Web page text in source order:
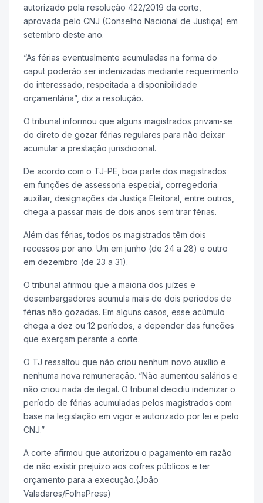
autorizado pela resolução 422/2019 da corte,
aprovada pelo CNJ (Conselho Nacional de Justiça) em
setembro deste ano.
“As férias eventualmente acumuladas na forma do
caput poderão ser indenizadas mediante requerimento
do interessado, respeitada a disponibilidade
orçamentária”, diz a resolução.
O tribunal informou que alguns magistrados privam-se
do direto de gozar férias regulares para não deixar
acumular a prestação jurisdicional.
De acordo com o TJ-PE, boa parte dos magistrados
em funções de assessoria especial, corregedoria
auxiliar, designações da Justiça Eleitoral, entre outros,
chega a passar mais de dois anos sem tirar férias.
Além das férias, todos os magistrados têm dois
recessos por ano. Um em junho (de 24 a 28) e outro
em dezembro (de 23 a 31).
O tribunal afirmou que a maioria dos juízes e
desembargadores acumula mais de dois períodos de
férias não gozadas. Em alguns casos, esse acúmulo
chega a dez ou 12 períodos, a depender das funções
que exerçam perante a corte.
O TJ ressaltou que não criou nenhum novo auxílio e
nenhuma nova remuneração. “Não aumentou salários e
não criou nada de ilegal. O tribunal decidiu indenizar o
período de férias acumuladas pelos magistrados com
base na legislação em vigor e autorizado por lei e pelo
CNJ.”
A corte afirmou que autorizou o pagamento em razão
de não existir prejuízo aos cofres públicos e ter
orçamento para a execução.(João
Valadares/FolhaPress)